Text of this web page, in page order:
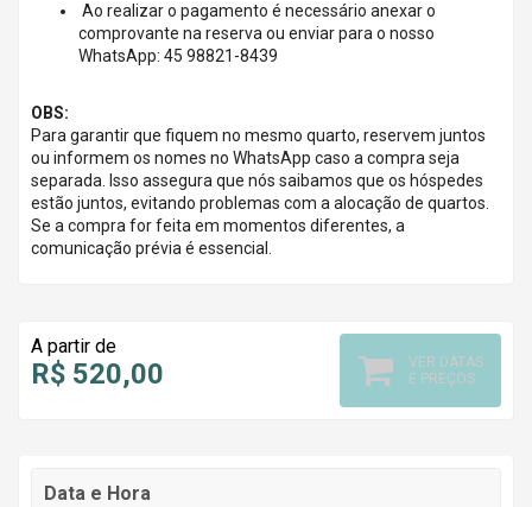
Ao realizar o pagamento é necessário anexar o
comprovante na reserva ou enviar para o nosso
WhatsApp: 45 98821-8439
OBS:
Para garantir que fiquem no mesmo quarto, reservem juntos
ou informem os nomes no WhatsApp caso a compra seja
separada. Isso assegura que nós saibamos que os hóspedes
estão juntos, evitando problemas com a alocação de quartos.
Se a compra for feita em momentos diferentes, a
comunicação prévia é essencial.
A partir de
R$ 520,00
VER DATAS
E PREÇOS
Data e Hora